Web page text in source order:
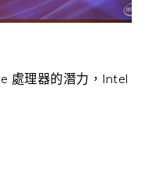
處理器的潛力，Intel